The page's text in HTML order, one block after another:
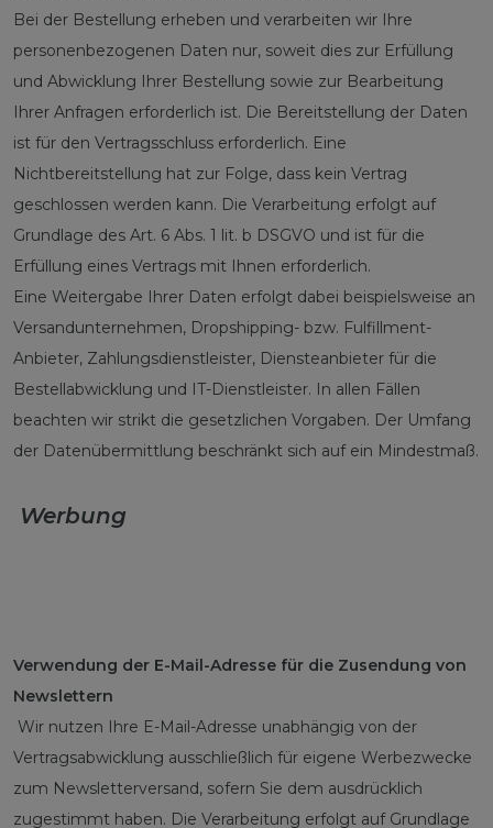
Bei der Bestellung erheben und verarbeiten wir Ihre
personenbezogenen Daten nur, soweit dies zur Erfüllung
und Abwicklung Ihrer Bestellung sowie zur Bearbeitung
Ihrer Anfragen erforderlich ist. Die Bereitstellung der Daten
ist für den Vertragsschluss erforderlich. Eine
Nichtbereitstellung hat zur Folge, dass kein Vertrag
geschlossen werden kann. Die Verarbeitung erfolgt auf
Grundlage des Art. 6 Abs. 1 lit. b DSGVO und ist für die
Erfüllung eines Vertrags mit Ihnen erforderlich.
Eine Weitergabe Ihrer Daten erfolgt dabei beispielsweise an
Versandunternehmen, Dropshipping- bzw. Fulfillment-
Anbieter, Zahlungsdienstleister, Diensteanbieter für die
Bestellabwicklung und IT-Dienstleister. In allen Fällen
beachten wir strikt die gesetzlichen Vorgaben. Der Umfang
der Datenübermittlung beschränkt sich auf ein Mindestmaß.
Werbung
Verwendung der E-Mail-Adresse für die Zusendung von
Newslettern
Wir nutzen Ihre E-Mail-Adresse unabhängig von der
Vertragsabwicklung ausschließlich für eigene Werbezwecke
zum Newsletterversand, sofern Sie dem ausdrücklich
zugestimmt haben. Die Verarbeitung erfolgt auf Grundlage